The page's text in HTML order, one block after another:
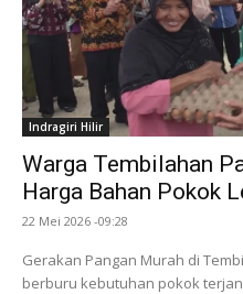
Indragiri Hilir
Warga Tembilahan
Harga Bahan Pokok
22 Mei 2026 -09:28
Gerakan Pangan Murah di
berburu kebutuhan pokok